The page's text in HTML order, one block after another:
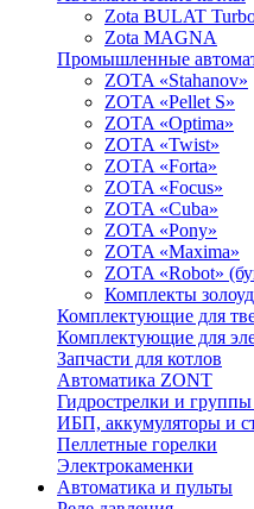
Zota BULAT
Zota MAGNA
Промышленные
ZOTA «Stahanov»
ZOTA «Pellet S»
ZOTA «Optima»
ZOTA «Twist»
ZOTA «Forta»
ZOTA «Focus»
ZOTA «Cuba»
ZOTA «Pony»
ZOTA «Maxima»
ZOTA «Robot»
Комплекты
Комплектующие для
Комплектующие для
Запчасти для котлов
Автоматика ZONT
Гидрострелки и
ИБП, аккумуляторы и
Пеллетные горелки
Электрокаменки
Автоматика и пульты